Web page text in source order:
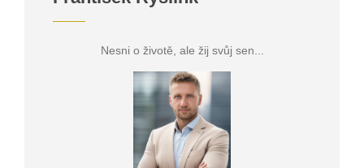
Nesni o životě, ale žij svůj sen...